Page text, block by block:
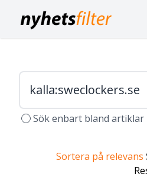
Sök enbart bland
Sortera på relevans